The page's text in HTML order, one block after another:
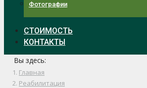
Фотографии
СТОИМОСТЬ
КОНТАКТЫ
Вы здесь:
Главная
Реабилитация